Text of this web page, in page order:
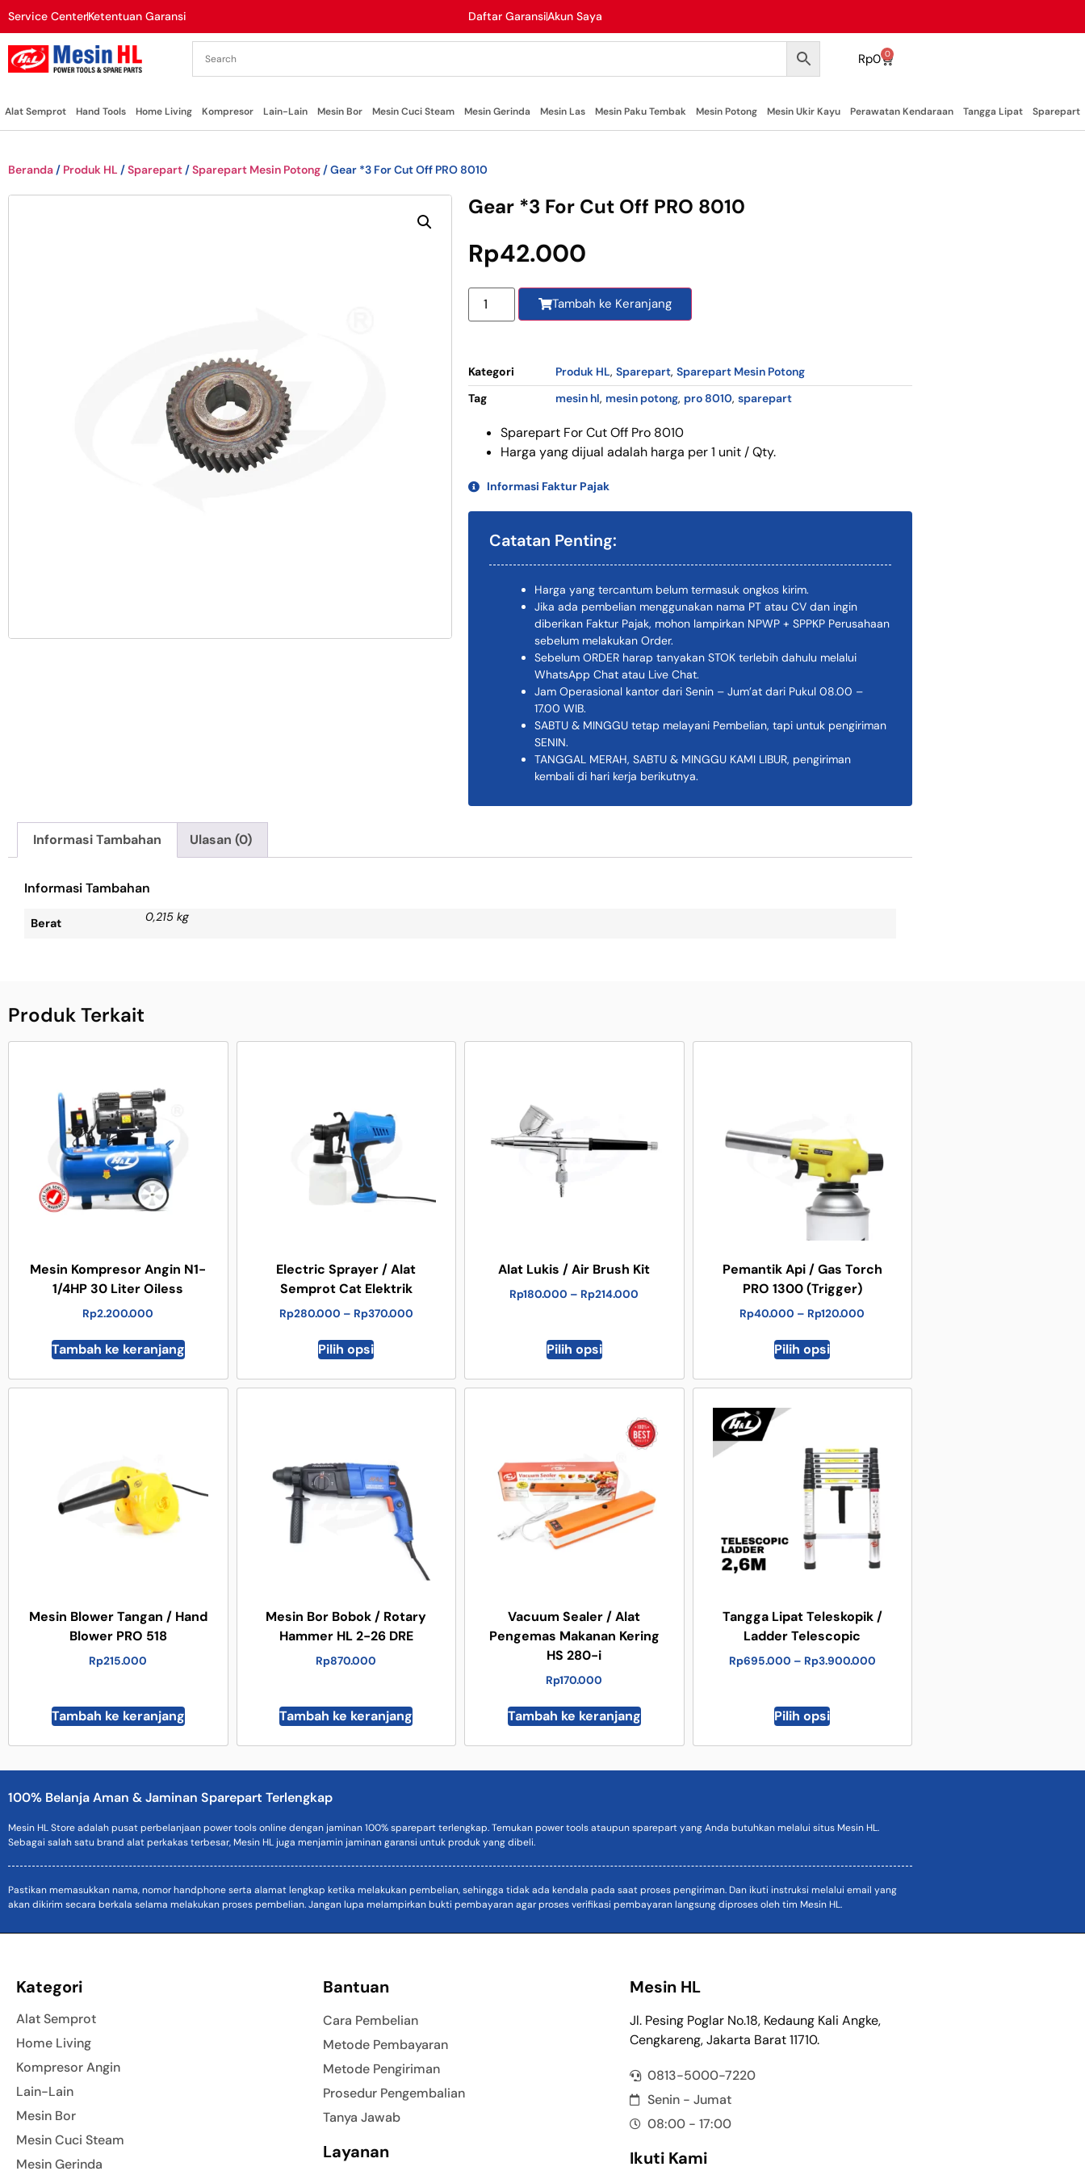
Service CenterKetentuan Garansi Daftar GaransiAkun Saya
Rp0 0
Alat Semprot Hand Tools Home Living Kompresor Lain-Lain Mesin Bor Mesin Cuci Steam Mesin Gerinda Mesin Las Mesin Paku Tembak Mesin Potong Mesin Ukir Kayu Perawatan Kendaraan Tangga Lipat Sparepart
Beranda / Produk HL /Sparepart /Sparepart Mesin Potong / Gear *3 For Cut Off PRO 8010
Gear *3 For Cut Off PRO 8010
Rp42.000
Tambah ke Keranjang
Kategori Produk HL, Sparepart, Sparepart Mesin Potong
Tag
mesin hl, mesin potong, pro 8010, sparepart
Sparepart For Cut Off Pro 8010
Harga yang dijual adalah harga per 1 unit / Qty.
Informasi Faktur Pajak
Catatan Penting:
Harga yang tercantum belum termasuk ongkos kirim.
Jika ada pembelian menggunakan nama PT atau CV dan ingin
diberikan Faktur Pajak, mohon lampirkan NPWP + SPPKP Perusahaan
sebelum melakukan Order.
Sebelum ORDER harap tanyakan STOK terlebih dahulu melalui
WhatsApp Chat atau Live Chat.
Jam Operasional kantor dari Senin – Jum’at dari Pukul 08.00 –
17.00 WIB.
SABTU & MINGGU tetap melayani Pembelian, tapi untuk pengiriman
SENIN.
TANGGAL MERAH, SABTU & MINGGU KAMI LIBUR, pengiriman
kembali di hari kerja berikutnya.
Informasi Tambahan Ulasan (0)
Informasi Tambahan
Berat 0,215 kg
Produk Terkait
Mesin Kompresor Angin N1-
1/4HP 30 Liter Oiless
Rp2.200.000
Tambah ke keranjang
Electric Sprayer / Alat
Semprot Cat Elektrik
Rp280.000 – Rp370.000
Pilih opsi
Alat Lukis / Air Brush Kit
Rp180.000 – Rp214.000
Pilih opsi
Pemantik Api / Gas Torch
PRO 1300 (Trigger)
Rp40.000 – Rp120.000
Pilih opsi
Mesin Blower Tangan / Hand
Blower PRO 518
Rp215.000
Tambah ke keranjang
Mesin Bor Bobok / Rotary
Hammer HL 2-26 DRE
Rp870.000
Tambah ke keranjang
Vacuum Sealer / Alat
Pengemas Makanan Kering
HS 280-i
Rp170.000
Tambah ke keranjang
Tangga Lipat Teleskopik /
Ladder Telescopic
Rp695.000 – Rp3.900.000
Pilih opsi
100% Belanja Aman & Jaminan Sparepart Terlengkap
Mesin HL Store adalah pusat perbelanjaan power tools online dengan jaminan 100% sparepart terlengkap. Temukan power tools ataupun sparepart yang Anda butuhkan melalui situs Mesin HL.
Sebagai salah satu brand alat perkakas terbesar, Mesin HL juga menjamin jaminan garansi untuk produk yang dibeli.
Pastikan memasukkan nama, nomor handphone serta alamat lengkap ketika melakukan pembelian, sehingga tidak ada kendala pada saat proses pengiriman. Dan ikuti instruksi melalui email yang
akan dikirim secara berkala selama melakukan proses pembelian. Jangan lupa melampirkan bukti pembayaran agar proses verifikasi pembayaran langsung diproses oleh tim Mesin HL.
Kategori
Alat Semprot
Home Living
Kompresor Angin
Lain-Lain
Mesin Bor
Mesin Cuci Steam
Mesin Gerinda
Bantuan
Cara Pembelian
Metode Pembayaran
Metode Pengiriman
Prosedur Pengembalian
Tanya Jawab
Layanan
Mesin HL
Jl. Pesing Poglar No.18, Kedaung Kali Angke,
Cengkareng, Jakarta Barat 11710.
0813-5000-7220
Senin - Jumat
08:00 - 17:00
Ikuti Kami